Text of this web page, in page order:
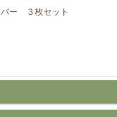
ー ３枚セット